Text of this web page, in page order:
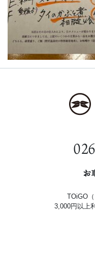
お
TOiGO
3,000円以上